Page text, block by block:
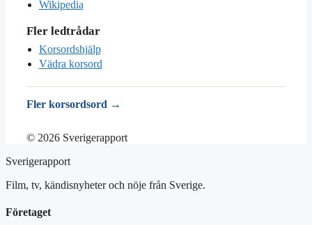
Wikipedia
Fler ledtrådar
Korsordshjälp
Vädra korsord
Fler korsordsord →
© 2026 Sverigerapport
Sverigerapport
Film, tv, kändisnyheter och nöje från Sverige.
Företaget